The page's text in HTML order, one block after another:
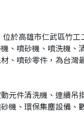
於高雄市仁武區竹
、噴砂機、噴洗機
、噴砂零件，為台灣
元件清洗機、連續
機、環保集塵設備、